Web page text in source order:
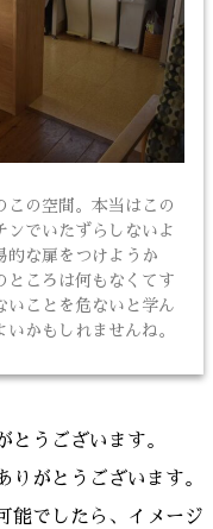
の空間。本当はこの
ンでいたずらしないよ
的な扉をつけようか
ところは何もなくてす
いことを危ないと学ん
かもしれませんね。
とうございます。
りがとうございます。
能でしたら、イメージ